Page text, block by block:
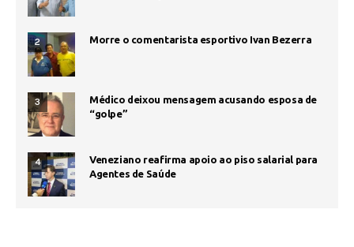
2 Morre o comentarista esportivo Ivan Bezerra
3
Médico deixou mensagem acusando esposa de
“golpe”
4
Veneziano reafirma apoio ao piso salarial para
Agentes de Saúde